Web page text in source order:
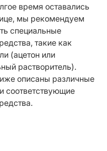
время оставались
мы рекомендуем
специальные
такие как
(ацетон или
растворитель).
описаны различные
соответствующие